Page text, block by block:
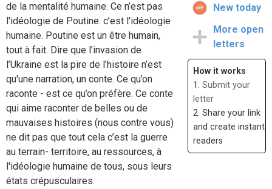
de la mentalité humaine. Ce n’est pas
l'idéologie de Poutine: c’est l'idéologie
humaine. Poutine est un être humain,
tout à fait. Dire que l’invasion de
l’Ukraine est la pire de l’histoire n’est
qu'une narration, un conte. Ce qu’on
raconte - est ce qu’on préfère. Ce conte
qui aime raconter de belles ou de
mauvaises histoires (nous contre vous)
ne dit pas que tout cela c’est la guerre
au terrain- territoire, au ressources, à
l'idéologie humaine de tous, sous leurs
états crépusculaires.
New today
More open
letters
How it works
1. Submit your
letter
2. Share your link
and create instant
readers